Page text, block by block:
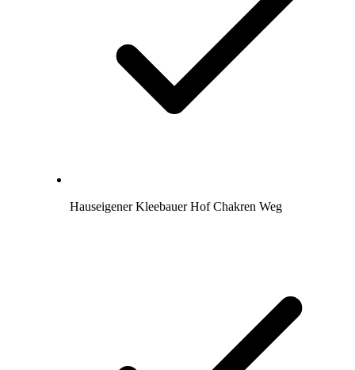
Hauseigener Kleebauer Hof Chakren Weg